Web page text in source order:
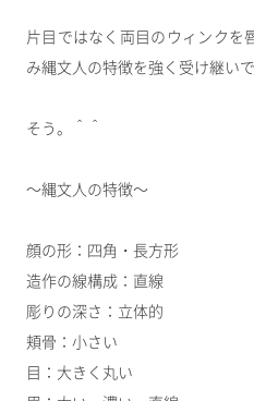
片目ではなく両目のウィンクを
み縄文人の特徴を強く受け継い
そう。＾＾
～縄文人の特徴～
顔の形：四角・長方形
造作の線構成：直線
彫りの深さ：立体的
頬骨：小さい
目：大きく丸い